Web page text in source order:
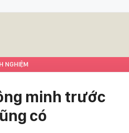
NGHIỆM
minh trước
có